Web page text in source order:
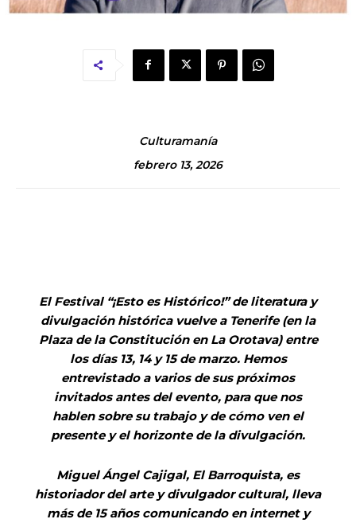
Culturamanía
febrero 13, 2026
El Festival “¡Esto es Histórico!” de literatura y
divulgación histórica vuelve a Tenerife (en la
Plaza de la Constitución en La Orotava) entre
los días 13, 14 y 15 de marzo. Hemos
entrevistado a varios de sus próximos
invitados antes del evento, para que nos
hablen sobre su trabajo y de cómo ven el
presente y el horizonte de la divulgación.
Miguel Ángel Cajigal, El Barroquista, es
historiador del arte y divulgador cultural, lleva
más de 15 años comunicando en internet y